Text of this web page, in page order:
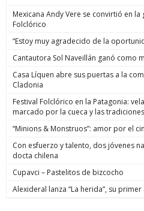
Mexicana Andy Vere se convirtió en
Folclórico
“Estoy muy agradecido de la
Cantautora Sol Naveillán ganó como
Casa Líquen abre sus puertas a la
Cladonia
Festival Folclórico en la Patagonia:
marcado por la cueca y las
“Minions & Monstruos”: amor por el
Con esfuerzo y talento, dos jóvenes
docta chilena
Cupavci – Pastelitos de bizcocho
Alexideral lanza “La herida”, su